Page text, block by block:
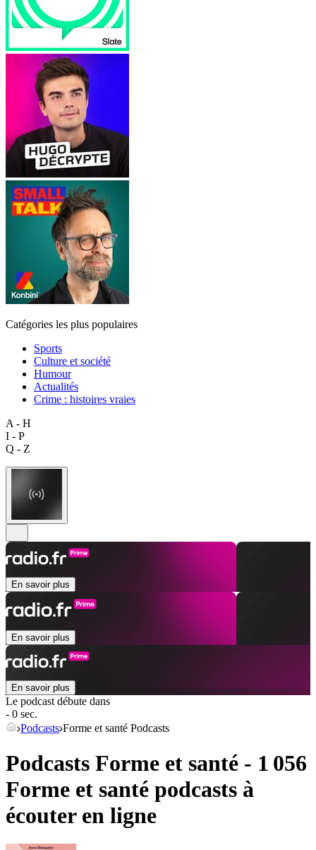
Catégories les plus populaires
Sports
Culture et société
Humour
Actualités
Crime : histoires vraies
A - H
I - P
Q - Z
En savoir plus
En savoir plus
En savoir plus
Le podcast débute dans
- 0 sec.
Podcasts Forme et santé Podcasts
Podcasts Forme et santé - 1 056
Forme et santé podcasts à
écouter en ligne